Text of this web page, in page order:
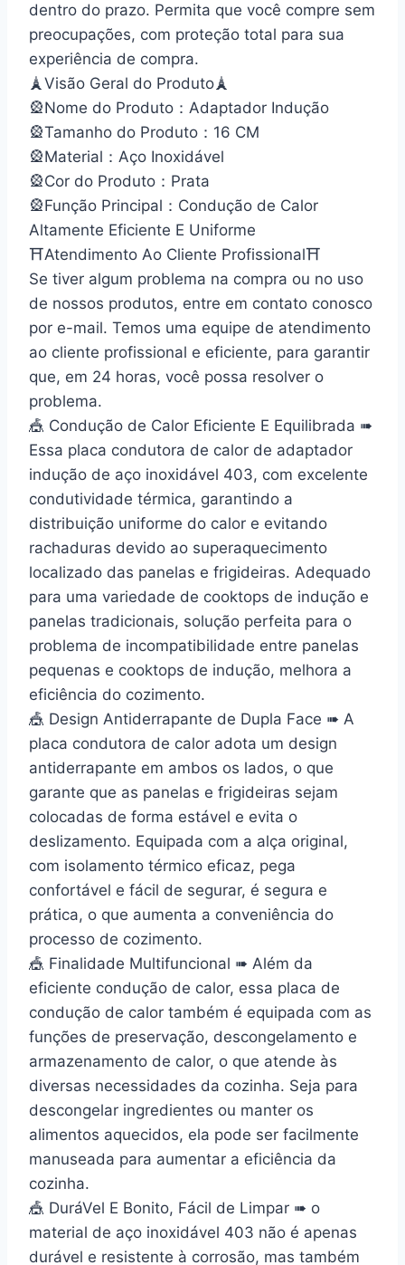
dentro do prazo. Permita que você compre sem
preocupações, com proteção total para sua
experiência de compra.
🗼Visão Geral do Produto🗼
🎡Nome do Produto：Adaptador Indução
🎡Tamanho do Produto：16 CM
🎡Material：Aço Inoxidável
🎡Cor do Produto：Prata
🎡Função Principal：Condução de Calor
Altamente Eficiente E Uniforme
⛩Atendimento Ao Cliente Profissional⛩
Se tiver algum problema na compra ou no uso
de nossos produtos, entre em contato conosco
por e-mail. Temos uma equipe de atendimento
ao cliente profissional e eficiente, para garantir
que, em 24 horas, você possa resolver o
problema.
🎪 Condução de Calor Eficiente E Equilibrada ➠
Essa placa condutora de calor de adaptador
indução de aço inoxidável 403, com excelente
condutividade térmica, garantindo a
distribuição uniforme do calor e evitando
rachaduras devido ao superaquecimento
localizado das panelas e frigideiras. Adequado
para uma variedade de cooktops de indução e
panelas tradicionais, solução perfeita para o
problema de incompatibilidade entre panelas
pequenas e cooktops de indução, melhora a
eficiência do cozimento.
🎪 Design Antiderrapante de Dupla Face ➠ A
placa condutora de calor adota um design
antiderrapante em ambos os lados, o que
garante que as panelas e frigideiras sejam
colocadas de forma estável e evita o
deslizamento. Equipada com a alça original,
com isolamento térmico eficaz, pega
confortável e fácil de segurar, é segura e
prática, o que aumenta a conveniência do
processo de cozimento.
🎪 Finalidade Multifuncional ➠ Além da
eficiente condução de calor, essa placa de
condução de calor também é equipada com as
funções de preservação, descongelamento e
armazenamento de calor, o que atende às
diversas necessidades da cozinha. Seja para
descongelar ingredientes ou manter os
alimentos aquecidos, ela pode ser facilmente
manuseada para aumentar a eficiência da
cozinha.
🎪 DuráVel E Bonito, Fácil de Limpar ➠ o
material de aço inoxidável 403 não é apenas
durável e resistente à corrosão, mas também